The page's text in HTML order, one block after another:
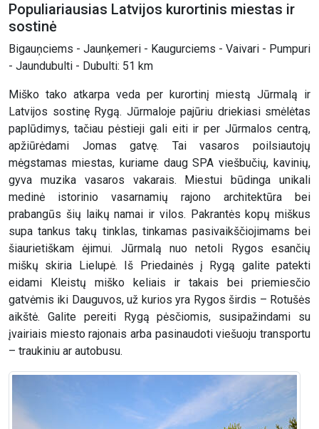
Populiariausias Latvijos kurortinis miestas ir
sostinė
Bigauņciems - Jaunķemeri - Kaugurciems - Vaivari - Pumpuri
- Jaundubulti - Dubulti: 51 km
Miško tako atkarpa veda per kurortinį miestą Jūrmalą ir
Latvijos sostinę Rygą. Jūrmaloje pajūriu driekiasi smėlėtas
paplūdimys, tačiau pėstieji gali eiti ir per Jūrmalos centrą,
apžiūrėdami Jomas gatvę. Tai vasaros poilsiautojų
mėgstamas miestas, kuriame daug SPA viešbučių, kavinių,
gyva muzika vasaros vakarais. Miestui būdinga unikali
medinė istorinio vasarnamių rajono architektūra bei
prabangūs šių laikų namai ir vilos. Pakrantės kopų miškus
supa tankus takų tinklas, tinkamas pasivaikščiojimams bei
šiaurietiškam ėjimui. Jūrmalą nuo netoli Rygos esančių
miškų skiria Lielupė. Iš Priedainės į Rygą galite patekti
eidami Kleistų miško keliais ir takais bei priemiesčio
gatvėmis iki Dauguvos, už kurios yra Rygos širdis – Rotušės
aikštė. Galite pereiti Rygą pėsčiomis, susipažindami su
įvairiais miesto rajonais arba pasinaudoti viešuoju transportu
– traukiniu ar autobusu.